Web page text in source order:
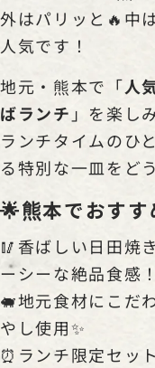
外はパリッと🔥中
人気です！
地元・熊本で「人
ばランチ 」を楽し
ランチタイムのひ
る特別な一皿をど
🌟熊本でおす
🥢香ばしい日田焼
ーシーな絶品食感！
🐖地元食材にこだ
やし使用✨
⏰ランチ限定セッ